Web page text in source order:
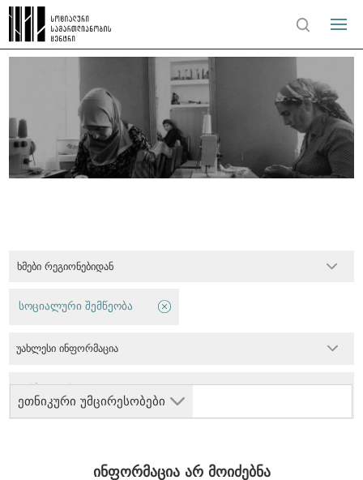
ხმები რეგიონებიდან
ეთნიკური უმცირესობები
სოციალური შემწეობა
უახლესი ინფორმაცია
ინფორმაცია არ მოიძებნა